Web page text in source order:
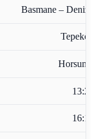
Basmane –